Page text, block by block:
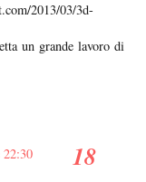
2013/03/3d-
un grande lavoro di